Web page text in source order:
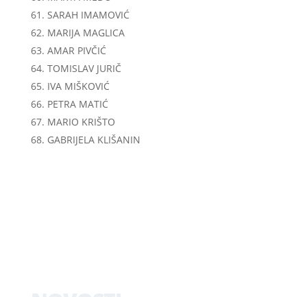
SARAH IMAMOVIĆ
MARIJA MAGLICA
AMAR PIVČIĆ
TOMISLAV JURIČ
IVA MIŠKOVIĆ
PETRA MATIĆ
MARIO KRIŠTO
GABRIJELA KLIŠANIN